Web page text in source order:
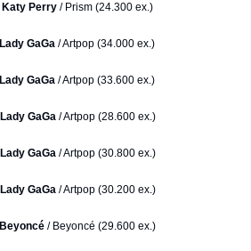
Katy Perry/ Prism (24.300 ex.)
Lady GaGa / Artpop (34.000 ex.)
Lady GaGa / Artpop (33.600 ex.)
Lady GaGa/ Artpop (28.600 ex.)
Lady GaGa/ Artpop (30.800 ex.)
Lady GaGa/ Artpop (30.200 ex.)
Beyoncé / Beyoncé (29.600 ex.)